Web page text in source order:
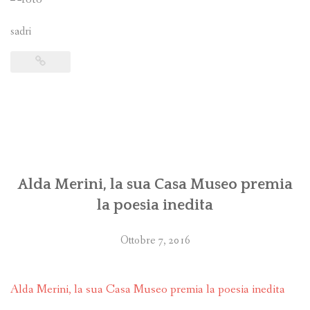
sadri
Alda Merini, la sua Casa Museo premia
la poesia inedita
Ottobre 7, 2016
Alda Merini, la sua Casa Museo premia la poesia inedita